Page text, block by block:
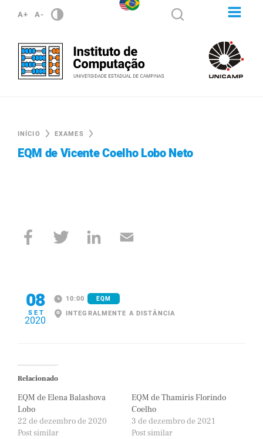
A+ A-
INÍCIO EXAMES
EQM de Vicente Coelho Lobo Neto
08
SET
2020
10:00 EQM
INTEGRALMENTE A DISTÂNCIA
Relacionado
EQM de Elena Balashova
Lobo
22 de dezembro de 2020
Post similar
EQM de Thamiris Florindo
Coelho
3 de dezembro de 2021
Post similar